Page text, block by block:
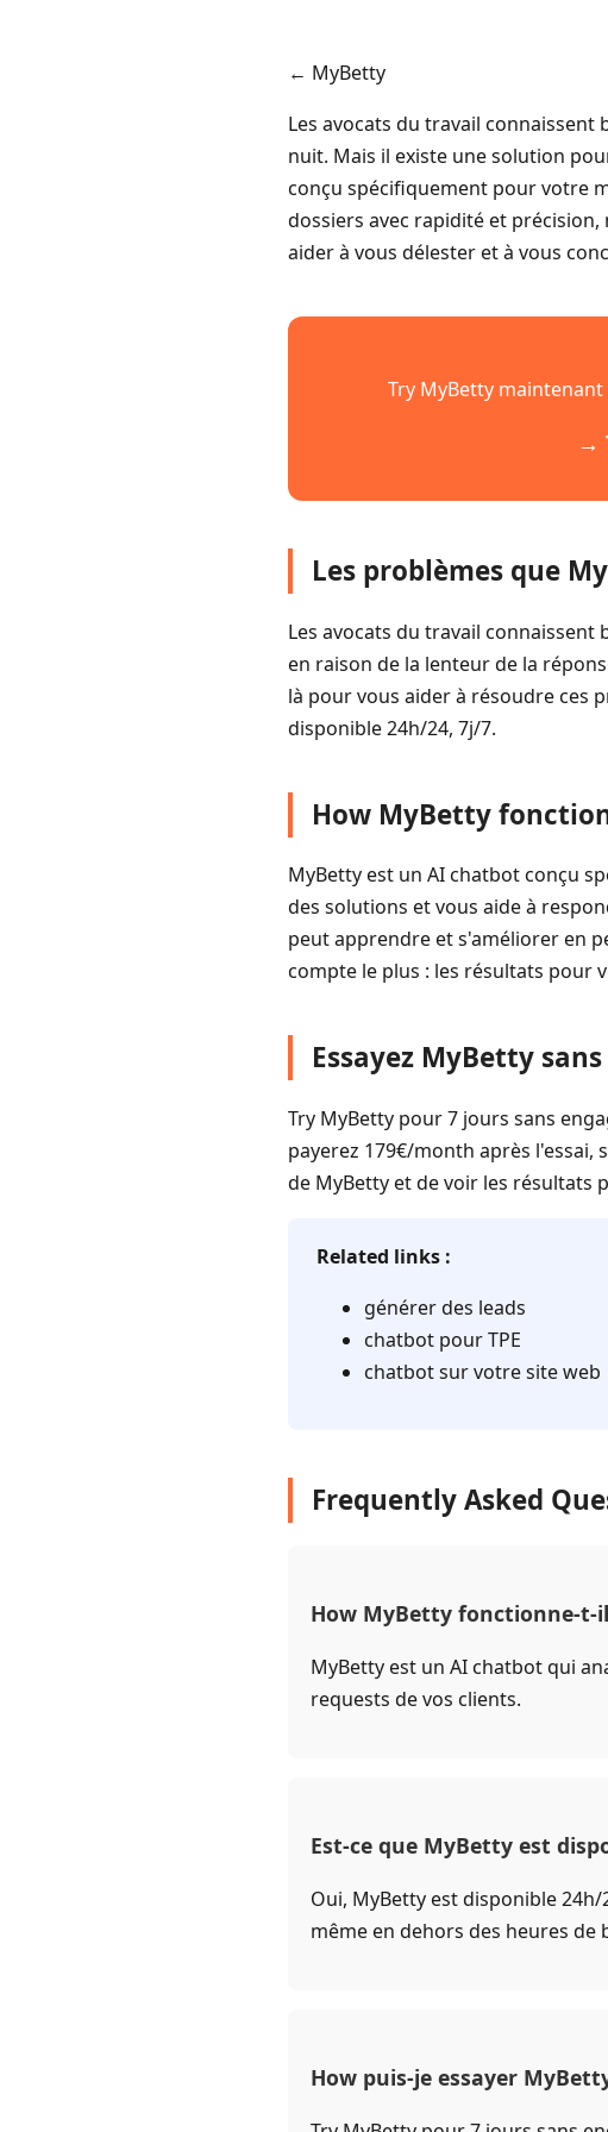
← MyBetty
Les avocats du travail connaissent
nuit. Mais il existe une solution
conçu spécifiquement pour votre
dossiers avec rapidité et
aider à vous délester et à vous
Try MyBetty
→
Les problèmes que
Les avocats du travail
en raison de la lenteur de la
là pour vous aider à résoudre ces
disponible 24h/24, 7j/7.
How MyBetty
MyBetty est un AI chatbot conçu
des solutions et vous aide à
peut apprendre et s'améliorer en
compte le plus : les résultats pour
Essayez MyBetty
Try MyBetty pour 7 jours sans
payerez 179€/month après l'essai,
de MyBetty et de voir les résultats
Related links :
générer des leads
chatbot pour TPE
chatbot sur votre site web
Frequently Asked
How MyBetty fonctionne-t-
MyBetty est un AI chatbot qui
requests de vos clients.
Est-ce que MyBetty est
Oui, MyBetty est disponible
même en dehors des heures de
How puis-je essayer